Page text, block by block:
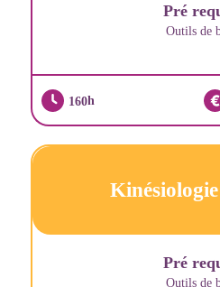
Pré
Outils de
160
Pré
Outils de